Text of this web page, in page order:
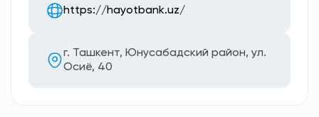
https://hayotbank.uz/
г. Ташкент, Юнусабадский район, ул.
Осиё, 40